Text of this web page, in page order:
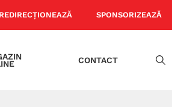
REDIRECȚIONEAZĂ SPONSORIZEAZĂ
CONTACT